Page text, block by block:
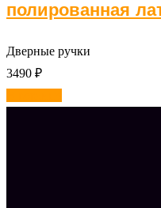
полированная
Дверные ручки
3490 ₽